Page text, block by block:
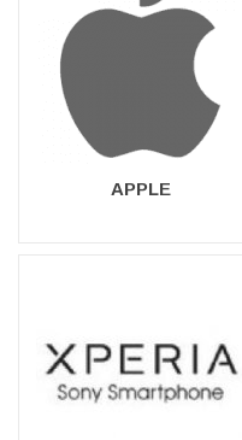
genom
du specificera modell och
APPLE